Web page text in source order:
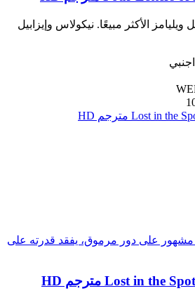
الأكثر مبيعًا. نيكولاس وإيزابيل
اجنبي
على دور مرموق، يفقد قدرته على